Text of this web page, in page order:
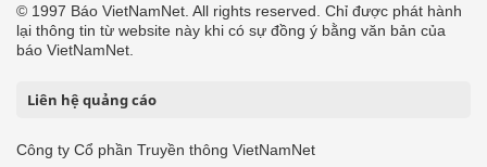
© 1997 Báo VietNamNet. All rights reserved. Chỉ được phát hành
lại thông tin từ website này khi có sự đồng ý bằng văn bản của
báo VietNamNet.
Liên hệ quảng cáo
Công ty Cổ phần Truyền thông VietNamNet